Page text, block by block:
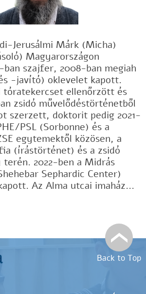
Jerusálmi Márk (Micha)
Magyarországon
szajfer, 2008-ban megiah
-javító) oklevelet kapott.
tóratekercset ellenőrzött és
zsidó művelődéstörténetből
szerzett, doktorit pedig 2021-
PSL (Sorbonne) és a
egytemektől közösen, a
(írástörténet) és a zsidó
terén. 2022-ben a Midrás
Sephardic Center)
Az Alma utcai imaház...
Back to Top